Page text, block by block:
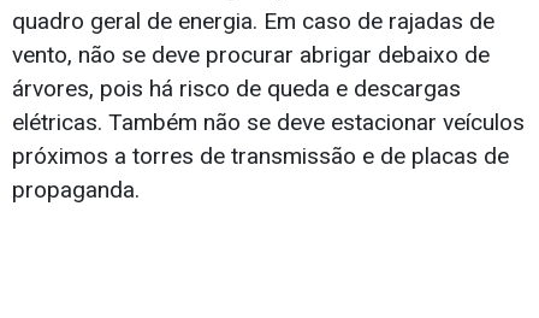
quadro geral de energia. Em caso de rajadas de
vento, não se deve procurar abrigar debaixo de
árvores, pois há risco de queda e descargas
elétricas. Também não se deve estacionar veículos
próximos a torres de transmissão e de placas de
propaganda.